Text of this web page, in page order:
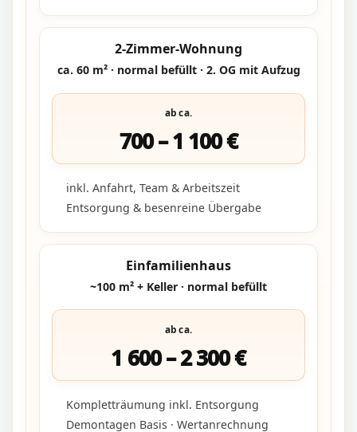
2-Zimmer-Wohnung
ca. 60 m² · normal befüllt · 2. OG mit Aufzug
ab ca.
700 – 1 100 €
inkl. Anfahrt, Team & Arbeitszeit
Entsorgung & besenreine Übergabe
Einfamilienhaus
~100 m² + Keller · normal befüllt
ab ca.
1 600 – 2 300 €
Kompletträumung inkl. Entsorgung
Demontagen Basis · Wertanrechnung